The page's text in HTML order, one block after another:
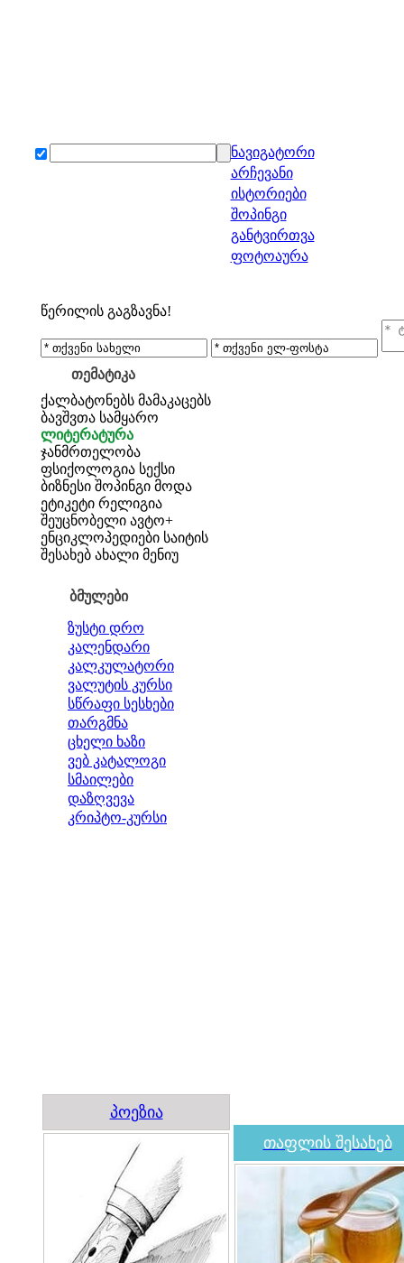
ნავიგატორი
არჩევანი
ისტორიები
შოპინგი
განტვირთვა
ფოტოაურა
წერილის გაგზავნა!
თემატიკა
ქალბატონებს მამაკაცებს
ბავშვთა სამყარო
ლიტერატურა
ჯანმრთელობა
ფსიქოლოგია სექსი
ბიზნესი შოპინგი მოდა
ეტიკეტი რელიგია
შეუცნობელი ავტო+
ენციკლოპედიები საიტის
შესახებ ახალი მენიუ
ბმულები
ზუსტი დრო
კალენდარი
კალკულატორი
ვალუტის კურსი
სწრაფი სესხები
თარგმნა
ცხელი ხაზი
ვებ კატალოგი
სმაილები
დაზღვევა
კრიპტო-კურსი
პოეზია
თაფლის შესახებ